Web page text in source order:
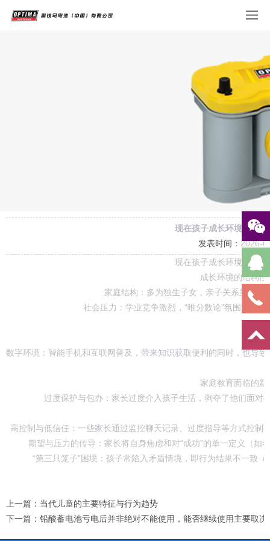
现在孩子成长环境变化
发表时间： 2026-
现在孩子成长环境变化
成长环境的结构性
家庭结构‌：多为独生子女，亲子关系呈“多
社会压力‌：学业竞争激烈，“唯分数论”氛围浓厚
数字环境‌：智能手机和互联网普及，带来知识获取便利的同时，也导
家庭教育面临的新
过度保护与包办‌：家长过度介入孩子生活，剥夺了他们面对
高控制与低信任‌：一些家长通过监控聊天记录、过度指导等方式控
期望与压力的传导‌：家长将自身焦虑和对“成功”的单一定义（
‌“第三只笼子”困境‌：孩子常陷入矛盾情境，即行为结果不一致
上一篇： 当代儿童的主要特征与行为趋势‌
下一篇： 铅酸蓄电池亏电后‌并非绝对不能使用‌，能否继续使用主要取